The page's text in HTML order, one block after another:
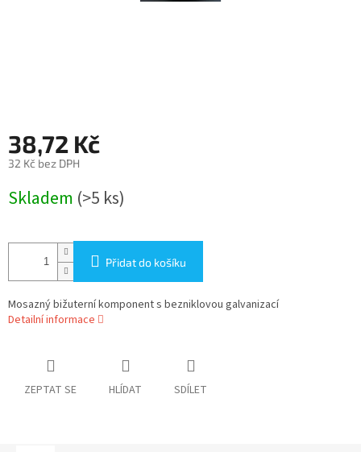
38,72 Kč
32 Kč bez DPH
cena:
Skladem (>5 ks)
Přidat do košíku
Mosazný bižuterní komponent s bezniklovou galvanizací
Detailní informace
ZEPTAT SE HLÍDAT SDÍLET